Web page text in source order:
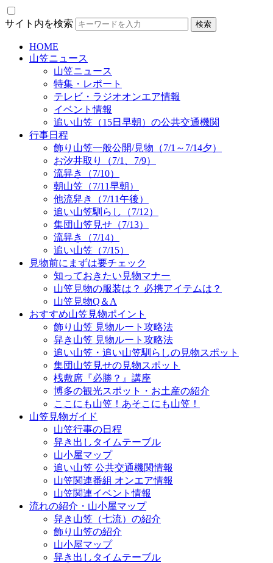
サイト内を検索
HOME
山笠ニュース
山笠ニュース
特集・レポート
テレビ・ラジオオンエア情報
イベント情報
追い山笠（15日早朝）の公共交通機関
行事日程
飾り山笠一般公開/見物（7/1～7/14夕）
お汐井取り（7/1、7/9）
流舁き（7/10）
朝山笠（7/11早朝）
他流舁き（7/11午後）
追い山笠馴らし（7/12）
集団山笠見せ（7/13）
流舁き（7/14）
追い山笠（7/15）
見物前にまずは要チェック
知っておきたい見物マナー
山笠見物の服装は？ 必携アイテムは？
山笠見物Q＆A
おすすめ山笠見物ポイント
飾り山笠 見物ルート攻略法
舁き山笠 見物ルート攻略法
追い山笠・追い山笠馴らしの見物スポット
集団山笠見せの見物スポット
桟敷席『必勝？』講座
博多の観光スポット・お土産の紹介
ここにも山笠！あそこにも山笠！
山笠見物ガイド
山笠行事の日程
舁き出しタイムテーブル
山小屋マップ
追い山笠 公共交通機関情報
山笠関連番組 オンエア情報
山笠関連イベント情報
流れの紹介・山小屋マップ
舁き山笠（七流）の紹介
飾り山笠の紹介
山小屋マップ
舁き出しタイムテーブル